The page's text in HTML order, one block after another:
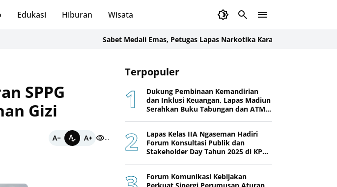
Edukasi Hiburan Wisata
Sabet Medali Emas, Petugas Lapas Narkotika Karang Intan Juara KEJURDA
SPPG
Gizi
...
Terpopuler
Dukung Pembinaan Kemandirian
dan Inklusi Keuangan, Lapas Madiun
Serahkan Buku Tabungan dan ATM
Lapas Kelas IIA Ngaseman Hadiri
Forum Konsultasi Publik dan
Stakeholder Day Tahun 2025 di KPPN
Forum Komunikasi Kebijakan